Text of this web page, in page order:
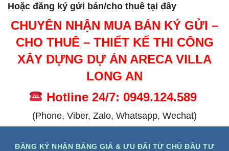
Hoặc đăng ký gửi bán/cho thuê tại đây
CHUYÊN NHẬN MUA BÁN KÝ GỬI –
CHO THUÊ – THIẾT KẾ THI CÔNG
XÂY DỰNG DỰ ÁN ARECA VILLA
LONG AN
Hotline 24/7: 0949.124.589
(Phone, Viber, Zalo, Whatsapp, Wechat)
ĐĂNG KÝ NHẬN BẢNG GIÁ & ƯU ĐÃI TỪ CHỦ ĐẦU TƯ